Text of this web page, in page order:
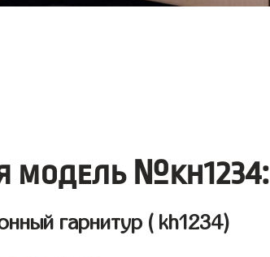
модель №kh1234:
гарнитур ( kh1234)